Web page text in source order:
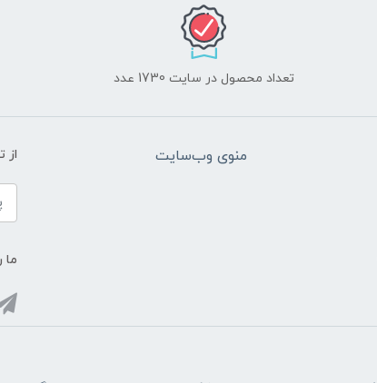
تعداد محصول در سایت 1730 عدد
منوی وب‌سایت از
ما